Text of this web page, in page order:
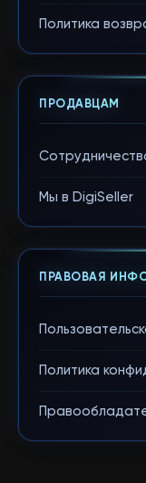
Политика
ПРОДАВЦАМ
Мы в DigiSeller
ПРАВОВАЯ
Политика